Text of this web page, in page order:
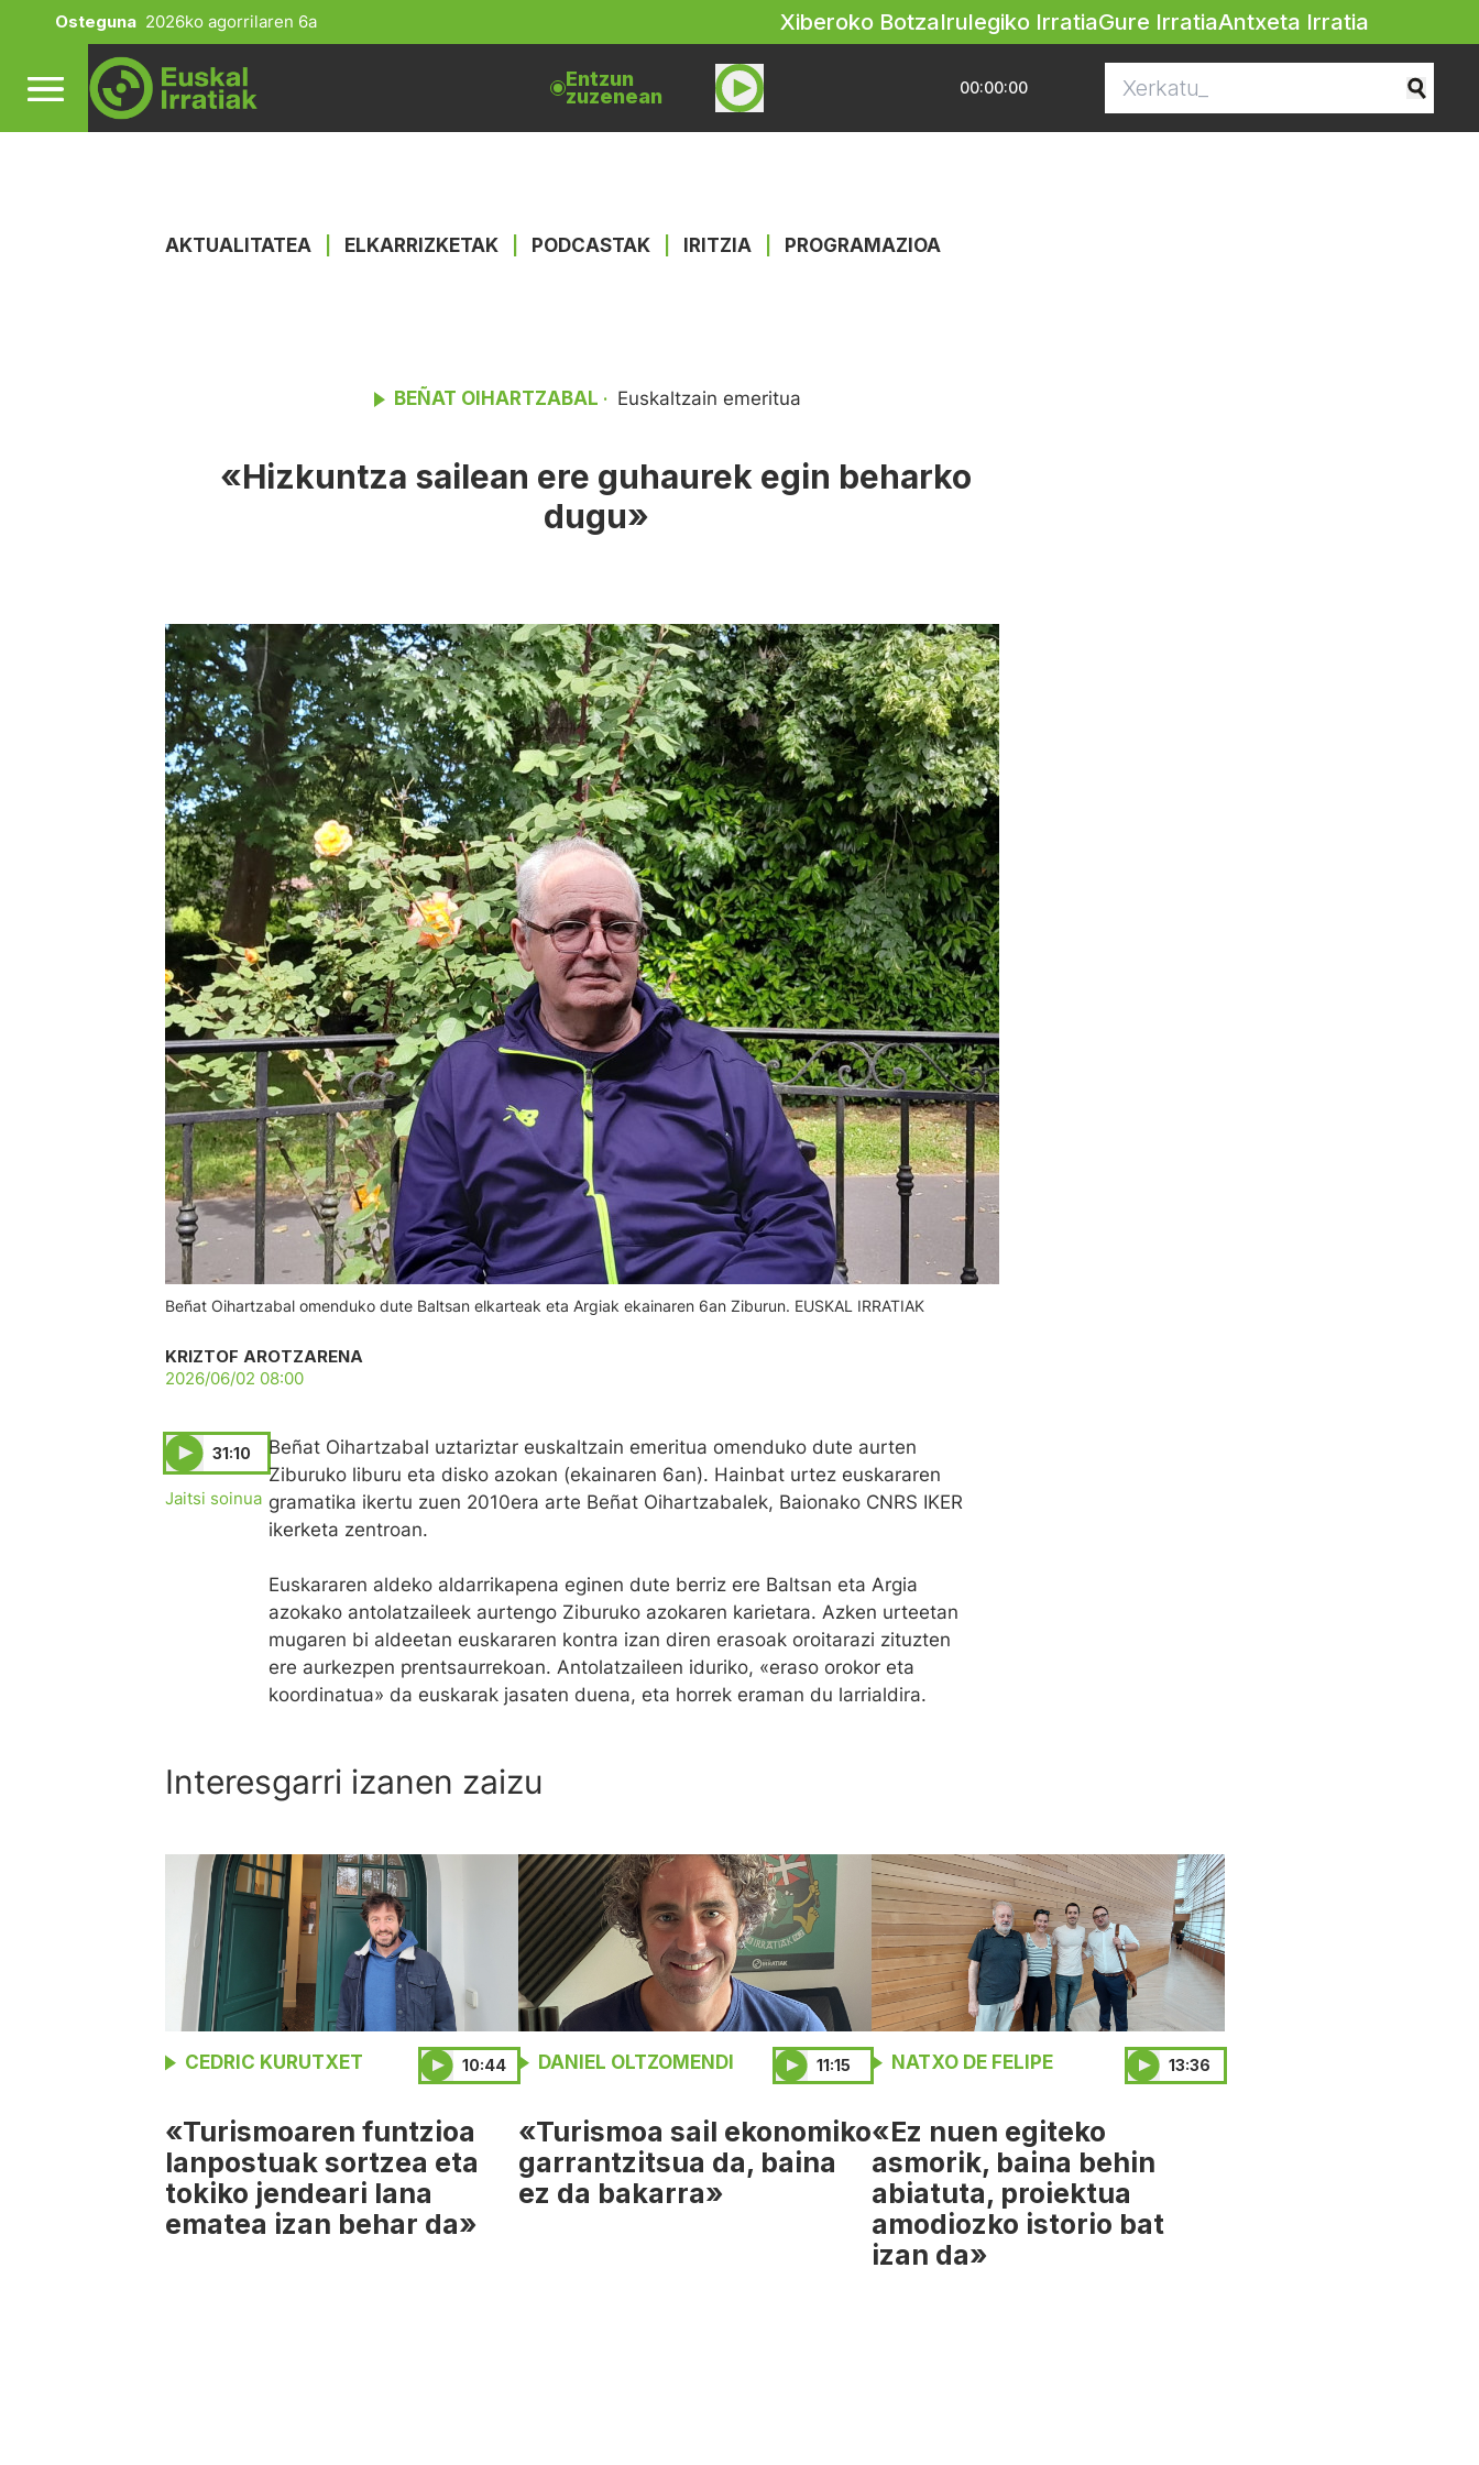
Osteguna 2026ko agorrilaren 6a Xiberoko BotzaIrulegiko IrratiaGure IrratiaAntxeta Irratia
Entzun
zuzenean 00:00:00
AKTUALITATEA ELKARRIZKETAK PODCASTAK IRITZIA PROGRAMAZIOA
BEÑAT OIHARTZABAL · Euskaltzain emeritua
«Hizkuntza sailean ere guhaurek egin beharko
dugu»
Beñat Oihartzabal omenduko dute Baltsan elkarteak eta Argiak ekainaren 6an Ziburun. EUSKAL IRRATIAK
KRIZTOF AROTZARENA
2026/06/02 08:00
31:10
Jaitsi soinua
Beñat Oihartzabal uztariztar euskaltzain emeritua omenduko dute aurten
Ziburuko liburu eta disko azokan (ekainaren 6an). Hainbat urtez euskararen
gramatika ikertu zuen 2010era arte Beñat Oihartzabalek, Baionako CNRS IKER
ikerketa zentroan.
Euskararen aldeko aldarrikapena eginen dute berriz ere Baltsan eta Argia
azokako antolatzaileek aurtengo Ziburuko azokaren karietara. Azken urteetan
mugaren bi aldeetan euskararen kontra izan diren erasoak oroitarazi zituzten
ere aurkezpen prentsaurrekoan. Antolatzaileen iduriko, «eraso orokor eta
koordinatua» da euskarak jasaten duena, eta horrek eraman du larrialdira.
Interesgarri izanen zaizu
CEDRIC KURUTXET 10:44
«Turismoaren funtzioa
lanpostuak sortzea eta
tokiko jendeari lana
ematea izan behar da»
DANIEL OLTZOMENDI 11:15
«Turismoa sail ekonomiko
garrantzitsua da, baina
ez da bakarra»
NATXO DE FELIPE 13:36
«Ez nuen egiteko
asmorik, baina behin
abiatuta, proiektua
amodiozko istorio bat
izan da»